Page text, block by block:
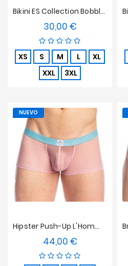
Bikini ES Collection Bobbles Edición Limitada - Kaki
30,00 €Precio
XS S M L
XL
XXL
3XL
Hipster Push-Up L'Homme Invisible - Kyoto
44,00 €Precio
NUEVO